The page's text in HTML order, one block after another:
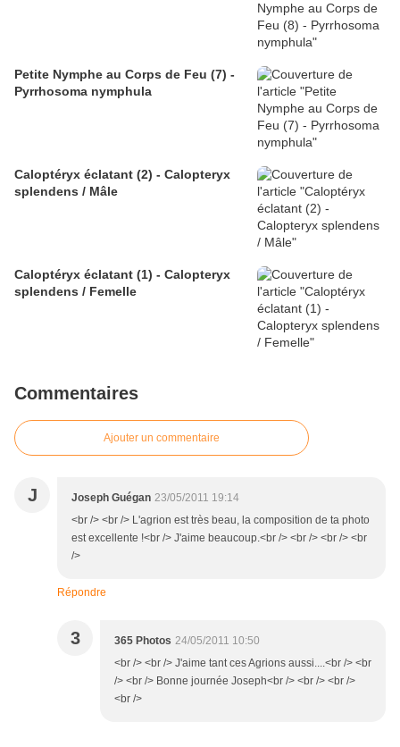
Petite Nymphe au Corps de Feu (7) -
Pyrrhosoma nymphula
Caloptéryx éclatant (2) - Calopteryx
splendens / Mâle
Caloptéryx éclatant (1) - Calopteryx
splendens / Femelle
Commentaires
Ajouter un commentaire
J Joseph Guégan 23/05/2011 19:14
<br /> <br /> L'agrion est très beau, la composition de ta photo
est excellente !<br /> J'aime beaucoup.<br /> <br /> <br /> <br
/>
Répondre
3 365 Photos 24/05/2011 10:50
<br /> <br /> J'aime tant ces Agrions aussi....<br /> <br
/> <br /> Bonne journée Joseph<br /> <br /> <br />
<br />